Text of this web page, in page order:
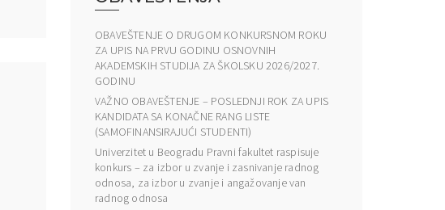
OBAVEŠTENJE O DRUGOM KONKURSNOM ROKU
ZA UPIS NA PRVU GODINU OSNOVNIH
AKADEMSKIH STUDIJA ZA ŠKOLSKU 2026/2027.
GODINU
VAŽNO OBAVEŠTENJE – POSLEDNJI ROK ZA UPIS
KANDIDATA SA KONAČNE RANG LISTE
(SAMOFINANSIRAJUĆI STUDENTI)
Univerzitet u Beogradu Pravni fakultet raspisuje
konkurs – za izbor u zvanje i zasnivanje radnog
odnosa, za izbor u zvanje i angažovanje van
radnog odnosa